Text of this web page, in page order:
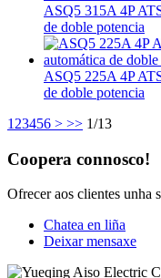
ASQ5 315A 4P
de doble potencia
ASQ5 225A 4P
de doble potencia
1 23456 > >> 1/13
Coopera connosco!
Ofrecer aos clientes unha
Chatea en liña
Deixar mensaxe